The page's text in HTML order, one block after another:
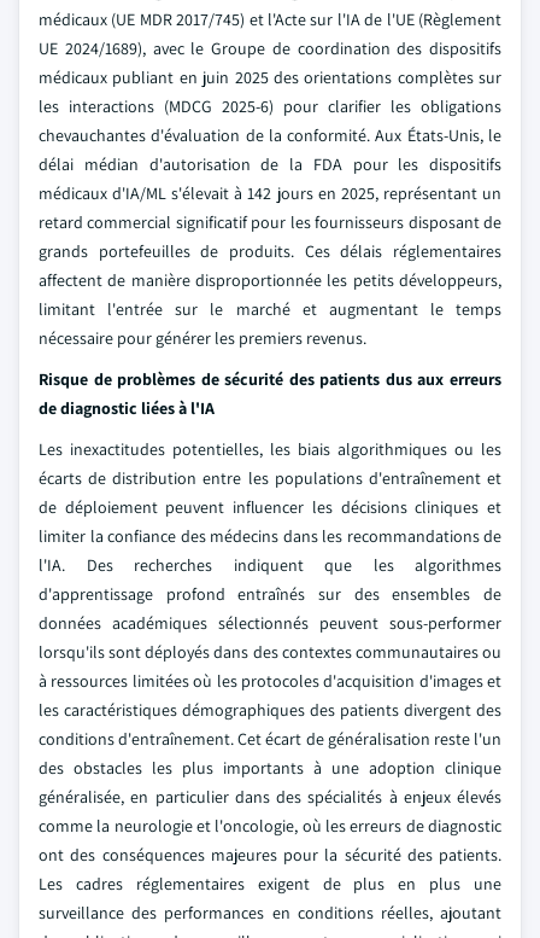
médicaux (UE MDR 2017/745) et l'Acte sur l'IA de l'UE (Règlement
UE 2024/1689), avec le Groupe de coordination des dispositifs
médicaux publiant en juin 2025 des orientations complètes sur
les interactions (MDCG 2025-6) pour clarifier les obligations
chevauchantes d'évaluation de la conformité. Aux États-Unis, le
délai médian d'autorisation de la FDA pour les dispositifs
médicaux d'IA/ML s'élevait à 142 jours en 2025, représentant un
retard commercial significatif pour les fournisseurs disposant de
grands portefeuilles de produits. Ces délais réglementaires
affectent de manière disproportionnée les petits développeurs,
limitant l'entrée sur le marché et augmentant le temps
nécessaire pour générer les premiers revenus.
Risque de problèmes de sécurité des patients dus aux erreurs
de diagnostic liées à l'IA
Les inexactitudes potentielles, les biais algorithmiques ou les
écarts de distribution entre les populations d'entraînement et
de déploiement peuvent influencer les décisions cliniques et
limiter la confiance des médecins dans les recommandations de
l'IA. Des recherches indiquent que les algorithmes
d'apprentissage profond entraînés sur des ensembles de
données académiques sélectionnés peuvent sous-performer
lorsqu'ils sont déployés dans des contextes communautaires ou
à ressources limitées où les protocoles d'acquisition d'images et
les caractéristiques démographiques des patients divergent des
conditions d'entraînement. Cet écart de généralisation reste l'un
des obstacles les plus importants à une adoption clinique
généralisée, en particulier dans des spécialités à enjeux élevés
comme la neurologie et l'oncologie, où les erreurs de diagnostic
ont des conséquences majeures pour la sécurité des patients.
Les cadres réglementaires exigent de plus en plus une
surveillance des performances en conditions réelles, ajoutant